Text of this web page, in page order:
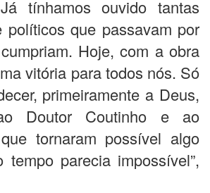
tínhamos ouvido tantas
políticos que passavam por
Hoje, com a obra
vitória para todos nós. Só
primeiramente a Deus,
Doutor Coutinho e ao
tornaram possível algo
tempo parecia impossível”,